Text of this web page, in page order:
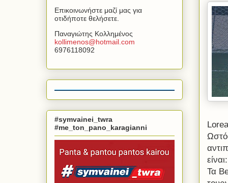
Τα
Επικοινωνήστε μαζί μας για
οτιδήποτε θελήσετε.
Παναγιώτης Κολλημένος
kollimenos@hotmail com
6976118092
#symvainei_twra
#me_ton_pano_karagianni